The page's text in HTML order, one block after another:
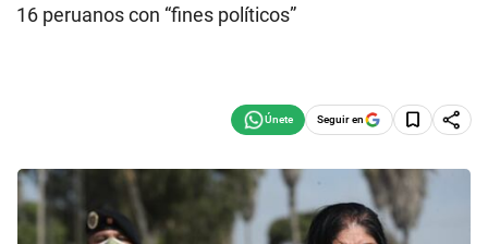
16 peruanos con “fines políticos”
Seguir en